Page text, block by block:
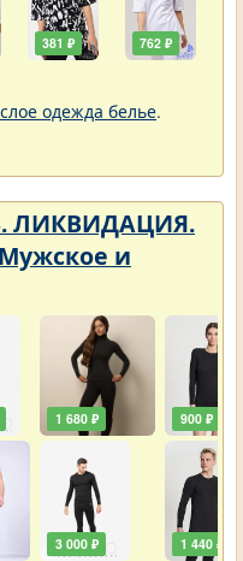
381 ₽ 762 ₽
одежда белье.
ЛИКВИДАЦИЯ.
и
1 680 ₽
3 000 ₽
900 ₽
1 440 ₽